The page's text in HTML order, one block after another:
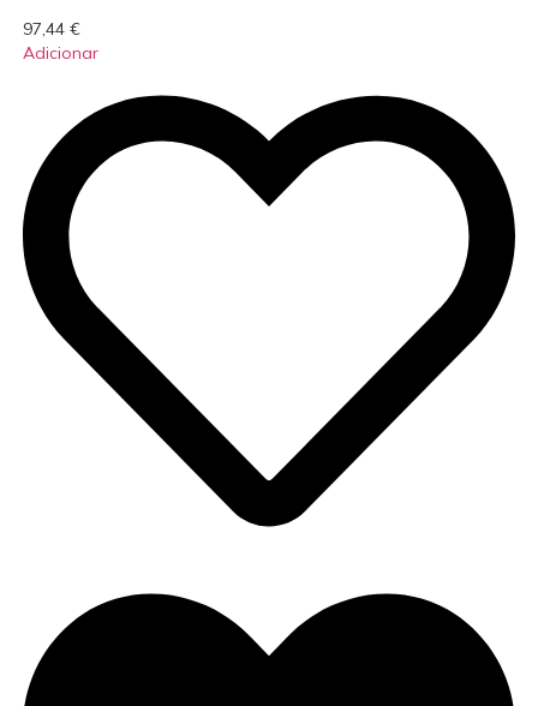
97,44 €
Adicionar